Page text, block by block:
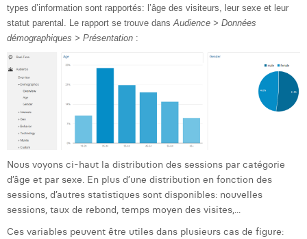
Justine Cremer
Laura Rooseleer
Laura Verhelst
Lena Pignoloni
Leonard Dierickx
Linda Kraim
Lisa Protin
Lore Fierens
Lotte Vranckx
types d’information sont rapportés: l’âge des visiteurs, leur sexe et leur
statut parental. Le rapport se trouve dansAudience > Données
démographiques > Présentation :
Nous voyons ci-haut la distribution des sessions par catégorie
d’âge et par sexe. En plus d’une distribution en fonction des
sessions, d’autres statistiques sont disponibles: nouvelles
sessions, taux de rebond, temps moyen des visites,...
Ces variables peuvent être utiles dans plusieurs cas de figure: